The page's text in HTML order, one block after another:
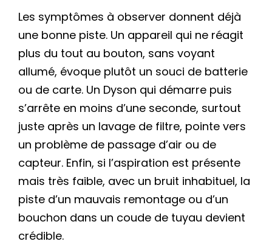
Les symptômes à observer donnent déjà
une bonne piste. Un appareil qui ne réagit
plus du tout au bouton, sans voyant
allumé, évoque plutôt un souci de batterie
ou de carte. Un Dyson qui démarre puis
s’arrête en moins d’une seconde, surtout
juste après un lavage de filtre, pointe vers
un problème de passage d’air ou de
capteur. Enfin, si l’aspiration est présente
mais très faible, avec un bruit inhabituel, la
piste d’un mauvais remontage ou d’un
bouchon dans un coude de tuyau devient
crédible.